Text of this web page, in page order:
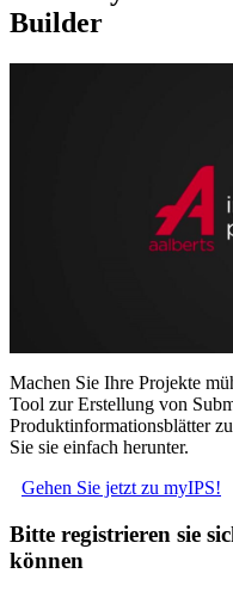
Builder
Machen Sie Ihre Projekte
Tool zur Erstellung von
Produktinformationsblätter
Sie sie einfach herunter.
Gehen Sie jetzt zu myIPS!
Bitte registrieren sie
können